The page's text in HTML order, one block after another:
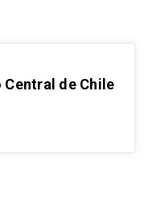
Central de Chile